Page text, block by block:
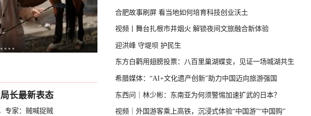
茅台镇老饕从不问牌子，只问“有罗庆忠吗”，百元价位喝哭老酒鬼
长最新表态
专家：贼喊捉贼
合肥故事刷屏 看当地如何培育科技创业沃土
视频丨舞台扎根市井烟火 解锁夜间文旅融合新体验
迎洪峰 守堤坝 护民生
东方白鹳用翅膀投票：八百里巢湖蝶变，见证一场城湖共生
希腊媒体：“AI+文化遗产创新”助力中国迈向旅游强国
东西问｜林少彬：东南亚为何须警惕加速扩武的日本？
视频｜外国游客乘上高铁，沉浸式体验“中国游”“中国购”
台湾启动汉光演习，学者：制造紧张局势捞预算